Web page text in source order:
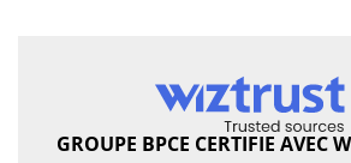
GROUPE BPCE CERTIFIE AVEC